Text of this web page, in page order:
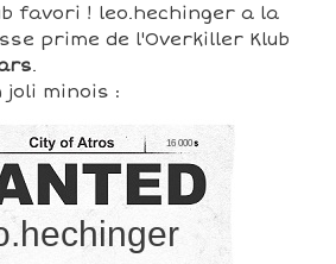
favori ! leo.hechinger a la
prime de l'Overkiller Klub
.
joli minois :
16 000